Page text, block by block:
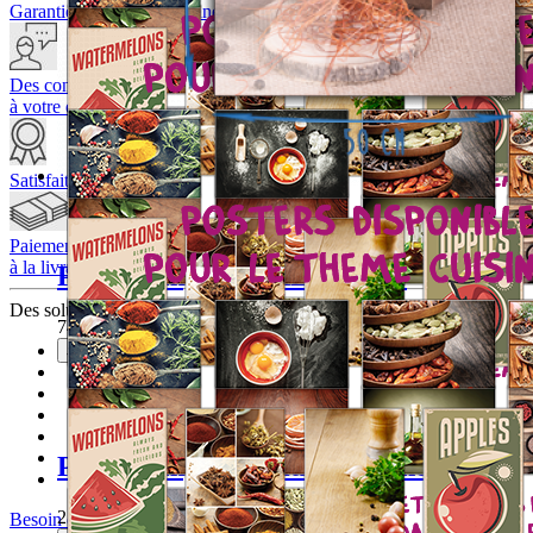
Poster simple XXXL Cuisine
740,00 DH
Je choisis ce produit
Poster simple medium Cuisine
210,00 DH
Garantie qualité européenne
Des conseillers
à votre écoute
Satisfait ou Remboursé
Paiement
à la livraison
Des solutionssécurisées
Besoin d'aide ?